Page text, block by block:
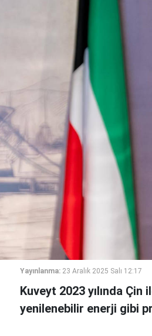
Yayınlanma: 23 Aralık 2025 Salı 12:17
Kuveyt 2023 yılında Çin
yenilenebilir enerji gibi